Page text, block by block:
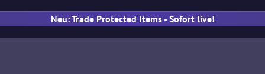
Neu: Trade Protected Items - Sofort live!